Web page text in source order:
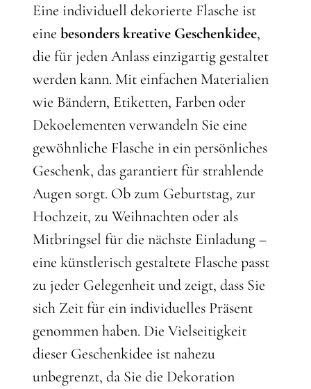
Eine individuell dekorierte Flasche ist
einebesonders kreative Geschenkidee,
die für jeden Anlass einzigartig gestaltet
werden kann. Mit einfachen Materialien
wie Bändern, Etiketten, Farben oder
Dekoelementen verwandeln Sie eine
gewöhnliche Flasche in ein persönliches
Geschenk, das garantiert für strahlende
Augen sorgt. Ob zum Geburtstag, zur
Hochzeit, zu Weihnachten oder als
Mitbringsel für die nächste Einladung –
eine künstlerisch gestaltete Flasche passt
zu jeder Gelegenheit und zeigt, dass Sie
sich Zeit für ein individuelles Präsent
genommen haben. Die Vielseitigkeit
dieser Geschenkidee ist nahezu
unbegrenzt, da Sie die Dekoration